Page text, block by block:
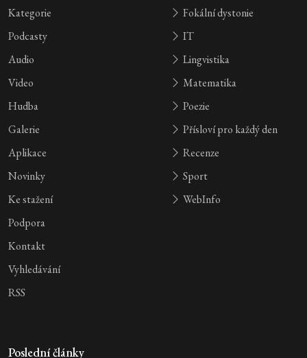
Kategorie
Podcasty
Audio
Video
Hudba
Galerie
Aplikace
Novinky
Ke stažení
Podpora
Kontakt
Vyhledávání
RSS
Fokální dystonie
IT
Lingvistika
Matematika
Poezie
Přísloví pro každý den
Recenze
Sport
WebInfo
Poslední články